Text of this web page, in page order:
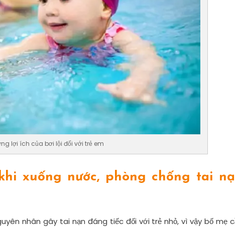
lợi ích của bơi lội đối với trẻ em
xuống nước, phòng chống tai
nhân gây tai nạn đáng tiếc đối với trẻ nhỏ, vì vậy bố mẹ